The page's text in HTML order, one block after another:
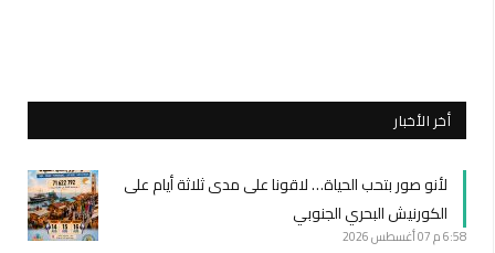
أخر الأخبار
لأنو صور بتحب الحياة… لاقونا على مدى ثلاثة أيام على
الكورنيش البحري الجنوبي
6:58 م 07 أغسطس 2026